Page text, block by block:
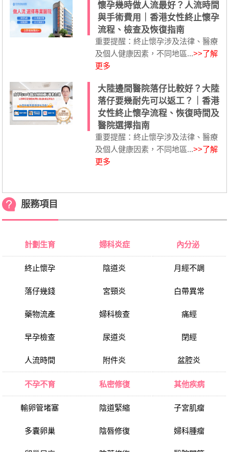
懷孕幾時做人流最好？人流時間
與手術費用｜香港女性終止懷孕
流程、檢查及恢復指南
重要提醒：終止懷孕涉及法律、醫療
及個人健康因素，不同地區...>>了解
更多
大陸邊間醫院落仔比較好？大陸
落仔要幾耐先可以返工？｜香港
女性終止懷孕流程、恢復時間及
醫院選擇指南
重要提醒：終止懷孕涉及法律、醫療
及個人健康因素，不同地區...>>了解
更多
服務項目
計劃生育
終止懷孕
落仔幾錢
藥物流產
早孕檢查
人流時間
婦科炎症
陰道炎
宮頸炎
婦科檢查
尿道炎
附件炎
內分泌
月經不調
白帶異常
痛經
閉經
盆腔炎
不孕不育
輸卵管堵塞
多囊卵巢
私密修復
陰道緊縮
陰唇修復
其他疾病
子宮肌瘤
婦科腫瘤